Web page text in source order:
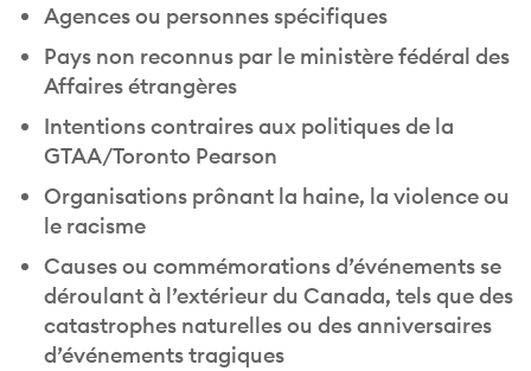
Agences ou personnes spécifiques
Pays non reconnus par le ministère fédéral des
Affaires étrangères
Intentions contraires aux politiques de la
GTAA/Toronto Pearson
Organisations prônant la haine, la violence ou
le racisme
Causes ou commémorations d’événements se
déroulant à l’extérieur du Canada, tels que des
catastrophes naturelles ou des anniversaires
d’événements tragiques